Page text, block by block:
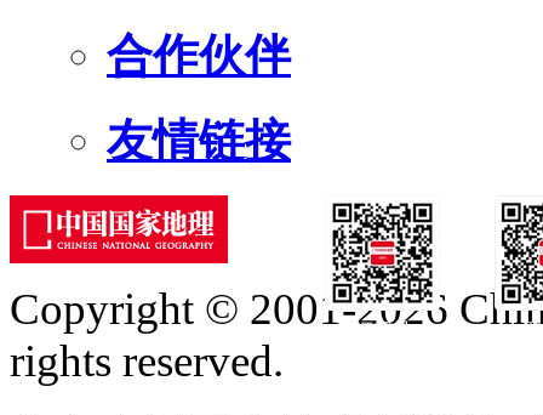
合作伙伴
友情链接
订阅号
Copyright © 2001-2026
rights reserved.